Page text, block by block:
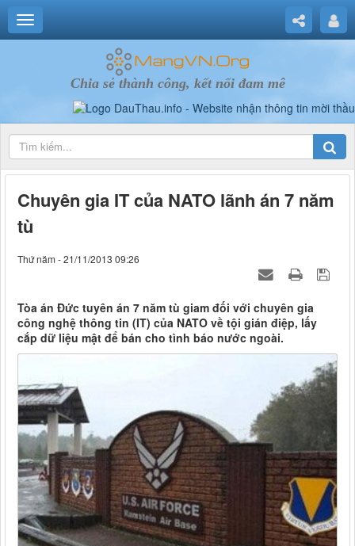
Chia sẻ thành công, kết nối đam mê
Chuyên gia IT của NATO lãnh án 7 năm
tù
Thứ năm - 21/11/2013 09:26
Tòa án Đức tuyên án 7 năm tù giam đối với chuyên gia
công nghệ thông tin (IT) của NATO về tội gián điệp, lấy
cắp dữ liệu mật để bán cho tình báo nước ngoài.